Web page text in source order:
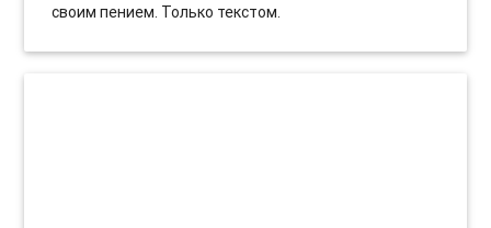
своим пением. Только текстом.